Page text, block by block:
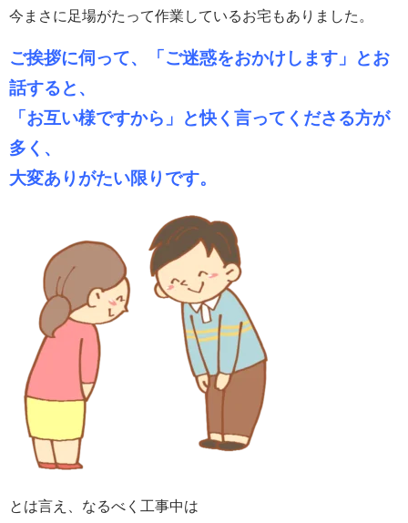
今まさに足場がたって作業しているお宅もありました。
ご挨拶に伺って、「ご迷惑をおかけします」とお
話すると、
「お互い様ですから」と快く言ってくださる方が
多く、
大変ありがたい限りです。
とは言え、なるべく工事中は